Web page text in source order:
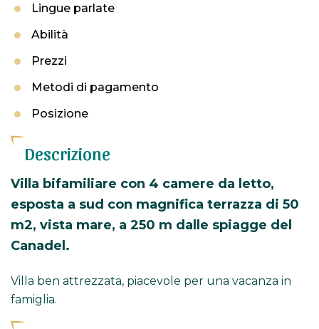
Lingue parlate
Abilità
Prezzi
Metodi di pagamento
Posizione
Descrizione
Villa bifamiliare con 4 camere da letto,
esposta a sud con magnifica terrazza di 50
m2, vista mare, a 250 m dalle spiagge del
Canadel.
Villa ben attrezzata, piacevole per una vacanza in
famiglia.